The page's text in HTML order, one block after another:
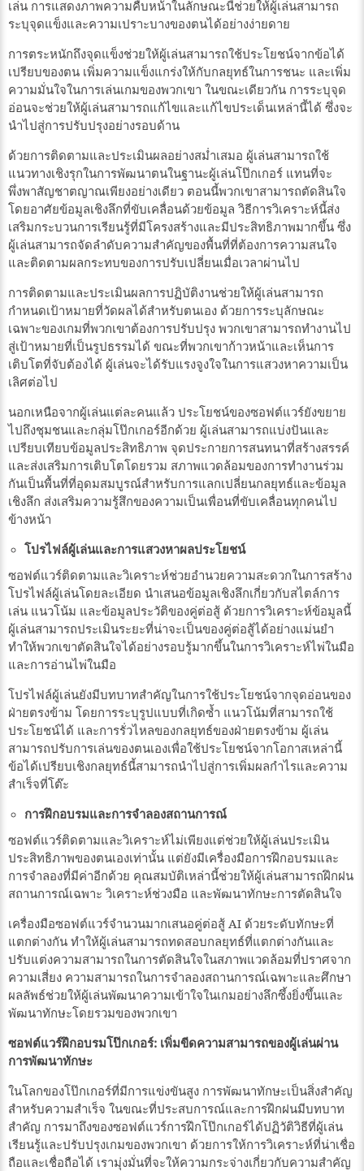
เล่น การแสดงภาพความคืบหน้าในลักษณะนี้ช่วยให้ผู้เล่นสามารถ
ระบุจุดแข็งและความเปราะบางของตนได้อย่างง่ายดาย
การตระหนักถึงจุดแข็งช่วยให้ผู้เล่นสามารถใช้ประโยชน์จากข้อได้
เปรียบของตน เพิ่มความแข็งแกร่งให้กับกลยุทธ์ในการชนะ และเพิ่ม
ความมั่นใจในการเล่นเกมของพวกเขา ในขณะเดียวกัน การระบุจุด
อ่อนจะช่วยให้ผู้เล่นสามารถแก้ไขและแก้ไขประเด็นเหล่านี้ได้ ซึ่งจะ
นำไปสู่การปรับปรุงอย่างรอบด้าน
ด้วยการติดตามและประเมินผลอย่างสม่ำเสมอ ผู้เล่นสามารถใช้
แนวทางเชิงรุกในการพัฒนาตนในฐานะผู้เล่นโป๊กเกอร์ แทนที่จะ
พึ่งพาสัญชาตญาณเพียงอย่างเดียว ตอนนี้พวกเขาสามารถตัดสินใจ
โดยอาศัยข้อมูลเชิงลึกที่ขับเคลื่อนด้วยข้อมูล วิธีการวิเคราะห์นี้ส่ง
เสริมกระบวนการเรียนรู้ที่มีโครงสร้างและมีประสิทธิภาพมากขึ้น ซึ่ง
ผู้เล่นสามารถจัดลำดับความสำคัญของพื้นที่ที่ต้องการความสนใจ
และติดตามผลกระทบของการปรับเปลี่ยนเมื่อเวลาผ่านไป
การติดตามและประเมินผลการปฏิบัติงานช่วยให้ผู้เล่นสามารถ
กำหนดเป้าหมายที่วัดผลได้สำหรับตนเอง ด้วยการระบุลักษณะ
เฉพาะของเกมที่พวกเขาต้องการปรับปรุง พวกเขาสามารถทำงานไป
สู่เป้าหมายที่เป็นรูปธรรมได้ ขณะที่พวกเขาก้าวหน้าและเห็นการ
เติบโตที่จับต้องได้ ผู้เล่นจะได้รับแรงจูงใจในการแสวงหาความเป็น
เลิศต่อไป
นอกเหนือจากผู้เล่นแต่ละคนแล้ว ประโยชน์ของซอฟต์แวร์ยังขยาย
ไปถึงชุมชนและกลุ่มโป๊กเกอร์อีกด้วย ผู้เล่นสามารถแบ่งปันและ
เปรียบเทียบข้อมูลประสิทธิภาพ จุดประกายการสนทนาที่สร้างสรรค์
และส่งเสริมการเติบโตโดยรวม สภาพแวดล้อมของการทำงานร่วม
กันเป็นพื้นที่ที่อุดมสมบูรณ์สำหรับการแลกเปลี่ยนกลยุทธ์และข้อมูล
เชิงลึก ส่งเสริมความรู้สึกของความเป็นเพื่อนที่ขับเคลื่อนทุกคนไป
ข้างหน้า
โปรไฟล์ผู้เล่นและการแสวงหาผลประโยชน์
ซอฟต์แวร์ติดตามและวิเคราะห์ช่วยอำนวยความสะดวกในการสร้าง
โปรไฟล์ผู้เล่นโดยละเอียด นำเสนอข้อมูลเชิงลึกเกี่ยวกับสไตล์การ
เล่น แนวโน้ม และข้อมูลประวัติของคู่ต่อสู้ ด้วยการวิเคราะห์ข้อมูลนี้
ผู้เล่นสามารถประเมินระยะที่น่าจะเป็นของคู่ต่อสู้ได้อย่างแม่นยำ
ทำให้พวกเขาตัดสินใจได้อย่างรอบรู้มากขึ้นในการวิเคราะห์ไพ่ในมือ
และการอ่านไพ่ในมือ
โปรไฟล์ผู้เล่นยังมีบทบาทสำคัญในการใช้ประโยชน์จากจุดอ่อนของ
ฝ่ายตรงข้าม โดยการระบุรูปแบบที่เกิดซ้ำ แนวโน้มที่สามารถใช้
ประโยชน์ได้ และการรั่วไหลของกลยุทธ์ของฝ่ายตรงข้าม ผู้เล่น
สามารถปรับการเล่นของตนเองเพื่อใช้ประโยชน์จากโอกาสเหล่านี้
ข้อได้เปรียบเชิงกลยุทธ์นี้สามารถนำไปสู่การเพิ่มผลกำไรและความ
สำเร็จที่โต๊ะ
การฝึกอบรมและการจำลองสถานการณ์
ซอฟต์แวร์ติดตามและวิเคราะห์ไม่เพียงแต่ช่วยให้ผู้เล่นประเมิน
ประสิทธิภาพของตนเองเท่านั้น แต่ยังมีเครื่องมือการฝึกอบรมและ
การจำลองที่มีค่าอีกด้วย คุณสมบัติเหล่านี้ช่วยให้ผู้เล่นสามารถฝึกฝน
สถานการณ์เฉพาะ วิเคราะห์ช่วงมือ และพัฒนาทักษะการตัดสินใจ
เครื่องมือซอฟต์แวร์จำนวนมากเสนอคู่ต่อสู้ AI ด้วยระดับทักษะที่
แตกต่างกัน ทำให้ผู้เล่นสามารถทดสอบกลยุทธ์ที่แตกต่างกันและ
ปรับแต่งความสามารถในการตัดสินใจในสภาพแวดล้อมที่ปราศจาก
ความเสี่ยง ความสามารถในการจำลองสถานการณ์เฉพาะและศึกษา
ผลลัพธ์ช่วยให้ผู้เล่นพัฒนาความเข้าใจในเกมอย่างลึกซึ้งยิ่งขึ้นและ
พัฒนาทักษะโดยรวมของพวกเขา
ซอฟต์แวร์ฝึกอบรมโป๊กเกอร์: เพิ่มขีดความสามารถของผู้เล่นผ่าน
การพัฒนาทักษะ
ในโลกของโป๊กเกอร์ที่มีการแข่งขันสูง การพัฒนาทักษะเป็นสิ่งสำคัญ
สำหรับความสำเร็จ ในขณะที่ประสบการณ์และการฝึกฝนมีบทบาท
สำคัญ การมาถึงของซอฟต์แวร์การฝึกโป๊กเกอร์ได้ปฏิวัติวิธีที่ผู้เล่น
เรียนรู้และปรับปรุงเกมของพวกเขา ด้วยการให้การวิเคราะห์ที่น่าเชื่อ
ถือและเชื่อถือได้ เรามุ่งมั่นที่จะให้ความกระจ่างเกี่ยวกับความสำคัญ